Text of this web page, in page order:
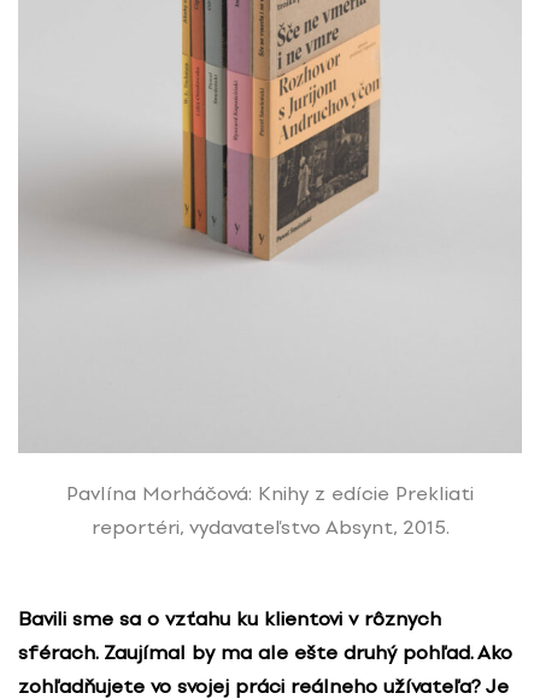
Pavlína Morháčová: Knihy z edície Prekliati
reportéri, vydavateľstvo Absynt, 2015.
Bavili sme sa o vzťahu ku klientovi v rôznych
sférach. Zaujímal by ma ale ešte druhý pohľad. Ako
zohľadňujete vo svojej práci reálneho užívateľa? Je